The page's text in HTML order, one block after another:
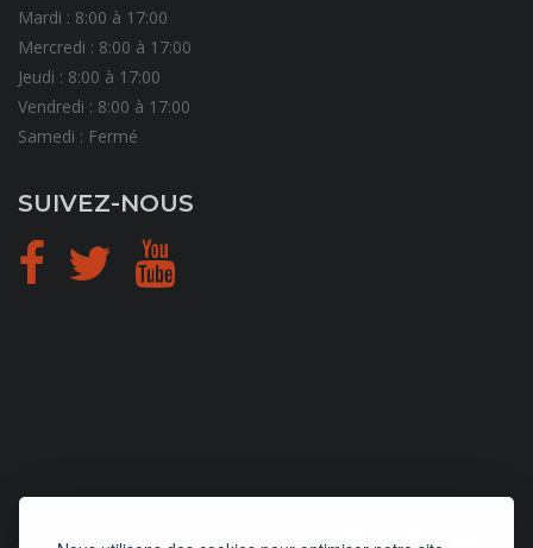
Mardi : 8:00 à 17:00
Mercredi : 8:00 à 17:00
Jeudi : 8:00 à 17:00
Vendredi : 8:00 à 17:00
Samedi : Fermé
SUIVEZ-NOUS